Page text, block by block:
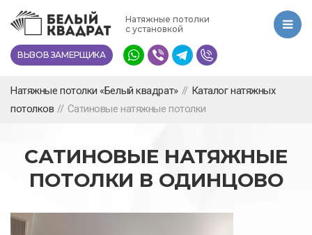
Перейти
основному
содержанию
Натяжные потолки
с установкой
ВЫЗОВ ЗАМЕРЩИКА
Натяжные потолки «Белый квадрат» // Каталог натяжных
потолков // Сатиновые натяжные потолки
САТИНОВЫЕ НАТЯЖНЫЕ
ПОТОЛКИ В ОДИНЦОВО